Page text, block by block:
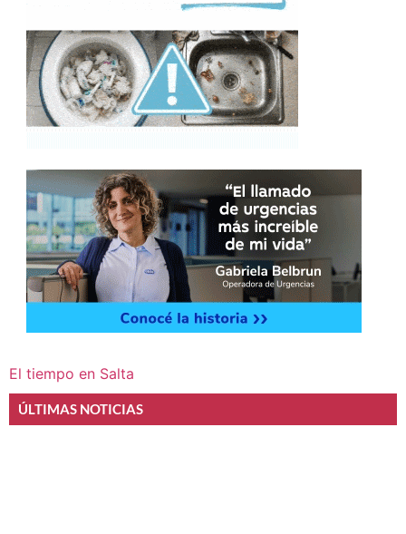
El tiempo en Salta
ÚLTIMAS NOTICIAS